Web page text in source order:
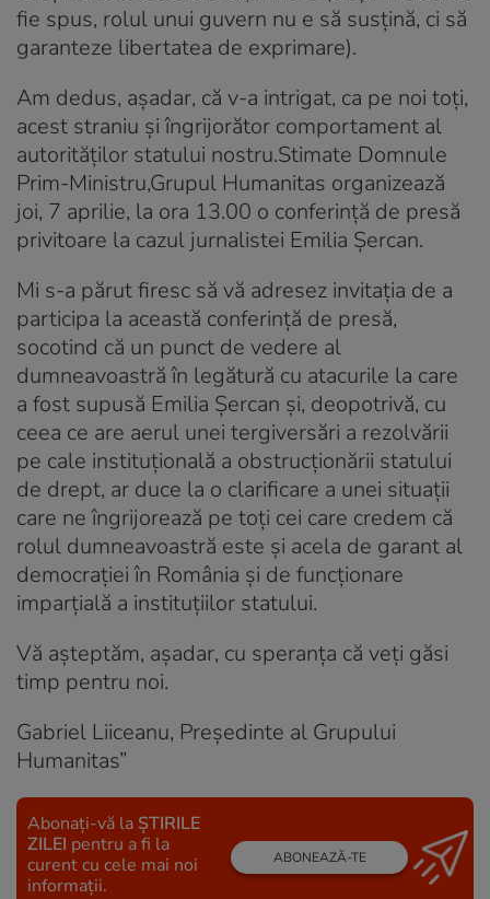
fie spus, rolul unui guvern nu e să susțină, ci să
garanteze libertatea de exprimare).
Am dedus, așadar, că v-a intrigat, ca pe noi toți,
acest straniu și îngrijorător comportament al
autorităților statului nostru.Stimate Domnule
Prim-Ministru,Grupul Humanitas organizează
joi, 7 aprilie, la ora 13.00 o conferință de presă
privitoare la cazul jurnalistei Emilia Șercan.
Mi s-a părut firesc să vă adresez invitația de a
participa la această conferință de presă,
socotind că un punct de vedere al
dumneavoastră în legătură cu atacurile la care
a fost supusă Emilia Șercan și, deopotrivă, cu
ceea ce are aerul unei tergiversări a rezolvării
pe cale instituțională a obstrucționării statului
de drept, ar duce la o clarificare a unei situații
care ne îngrijorează pe toți cei care credem că
rolul dumneavoastră este și acela de garant al
democrației în România și de funcționare
imparțială a instituțiilor statului.
Vă așteptăm, așadar, cu speranța că veți găsi
timp pentru noi.
Gabriel Liiceanu, Președinte al Grupului
Humanitas”
Abonați-vă la ȘTIRILE
ZILEI pentru a fi la
curent cu cele mai noi
informații.
ABONEAZĂ-TE